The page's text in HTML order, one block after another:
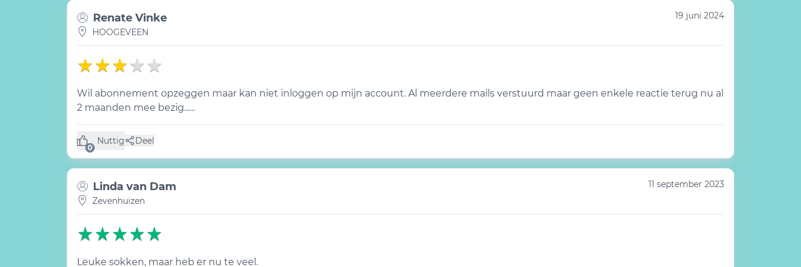
Renate Vinke
HOOGEVEEN
19 juni 2024
Wil abonnement opzeggen maar kan niet inloggen op mijn account. Al meerdere mails verstuurd maar geen enkele reactie terug nu al
2 maanden mee bezig......
0
Nuttig
(0 like) Deel
Linda van Dam
Zevenhuizen
11 september 2023
Leuke sokken, maar heb er nu te veel.